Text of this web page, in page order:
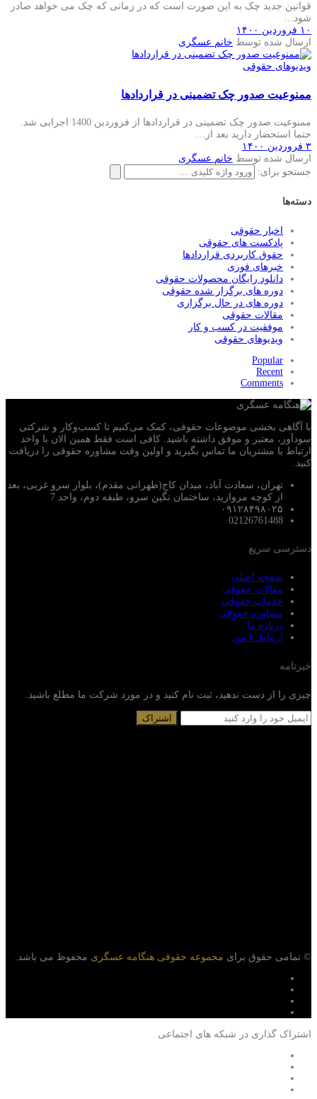
قوانین جدید چک به این صورت است که در زمانی که چک می خواهد صادر
شود…
۱۰ فروردین ۱۴۰۰
ارسال شده توسط خانم عسگری
ویدیوهای حقوقی
ممنوعیت صدور چک تضمینی در قراردادها
ممنوعیت صدور چک تضمینی در قراردادها از فروردین 1400 اجرایی شد.
حتما استحضار دارید بعد از…
۳ فروردین ۱۴۰۰
ارسال شده توسط خانم عسگری
جستجو برای:
دسته‌ها
اخبار حقوقی
پادکست های حقوقی
حقوق کاربردی قراردادها
خبرهای فوری
دانلود رایگان محصولات حقوقی
دوره های برگزار شده حقوقی
دوره های در حال برگزاری
مقالات حقوقی
موفقیت در کسب و کار
ویدیوهای حقوقی
Popular
Recent
Comments
با آگاهی بخشی موضوعات حقوقی، کمک می‌‎کنیم تا کسب‌وکار و شرکتی
سودآور، معتبر و موفق داشته باشید. کافی است فقط همین الان با واحد
ارتباط با مشتریان ما تماس بگیرید و اولین وقت مشاوره حقوقی را دریافت
کنید.
تهران، سعادت آباد، میدان کاج(طهرانی مقدم)، بلوار سرو غربی، بعد
از کوچه مروارید، ساختمان نگین سرو، طبقه دوم، واحد 7
۰۹۱۲۸۴۹۸۰۲۵
02126761488
دسترسی سریع
صفحه اصلی
مقالات حقوقی
خدمات حقوقی
مشاوره حقوقی
درباره ما
ارتباط با من
خبرنامه
چیزی را از دست ندهید، ثبت نام کنید و در مورد شرکت ما مطلع باشید.
© تمامی حقوق برای مجموعه حقوقی هنگامه عسگری محفوظ می باشد.
اشتراک گذاری در شبکه های اجتماعی